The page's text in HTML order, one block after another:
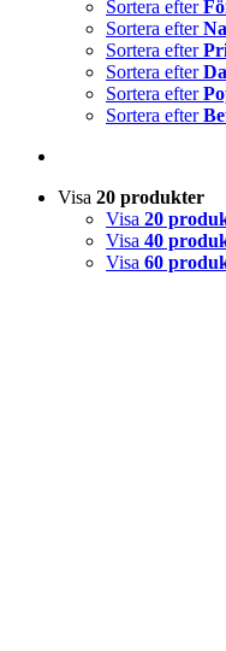
Sortera efter
Sortera efter
Sortera efter
Sortera efter
Sortera efter
Sortera efter
Visa 20 produkter
Visa 20
Visa 40
Visa 60